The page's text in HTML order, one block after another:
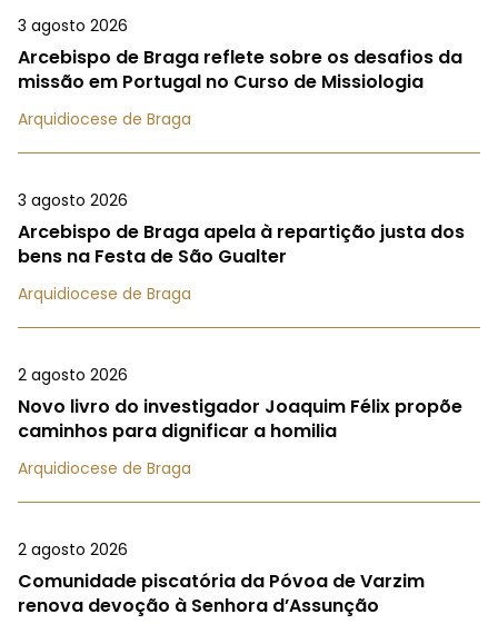
3 agosto 2026
Arcebispo de Braga reflete sobre os desafios da
missão em Portugal no Curso de Missiologia
Arquidiocese de Braga
3 agosto 2026
Arcebispo de Braga apela à repartição justa dos
bens na Festa de São Gualter
Arquidiocese de Braga
2 agosto 2026
Novo livro do investigador Joaquim Félix propõe
caminhos para dignificar a homilia
Arquidiocese de Braga
2 agosto 2026
Comunidade piscatória da Póvoa de Varzim
renova devoção à Senhora d’Assunção